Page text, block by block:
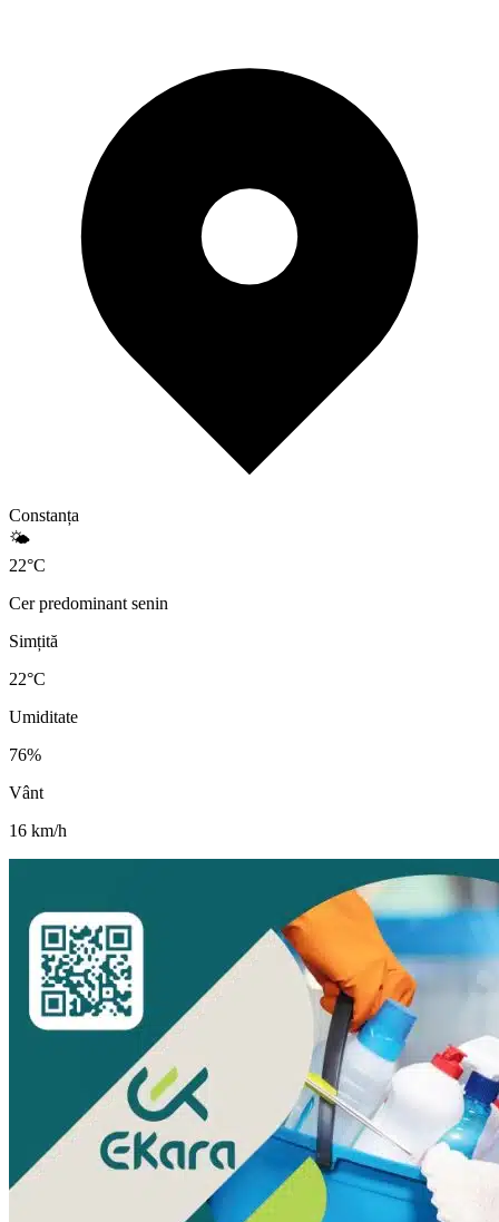
Constanța
🌤️
22°C
Cer predominant senin
Simțită
22°C
Umiditate
76%
Vânt
16 km/h